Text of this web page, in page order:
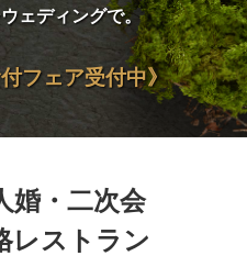
ェディングで。
フェア受付中》
婚・二次会
レストラン